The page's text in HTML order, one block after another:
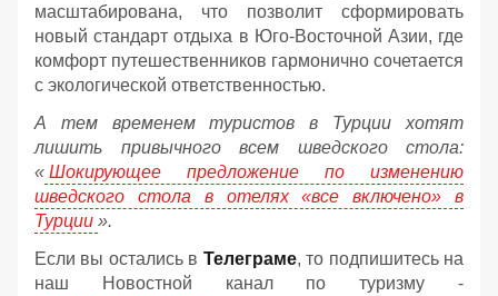
масштабирована, что позволит сформировать
новый стандарт отдыха в Юго-Восточной Азии, где
комфорт путешественников гармонично сочетается
с экологической ответственностью.
А тем временем туристов в Турции хотят
лишить привычного всем шведского стола:
« Шокирующее предложение по изменению
шведского стола в отелях «все включено» в
Турции ».
Если вы остались в Телеграме, то подпишитесь на
наш Новостной канал по туризму -